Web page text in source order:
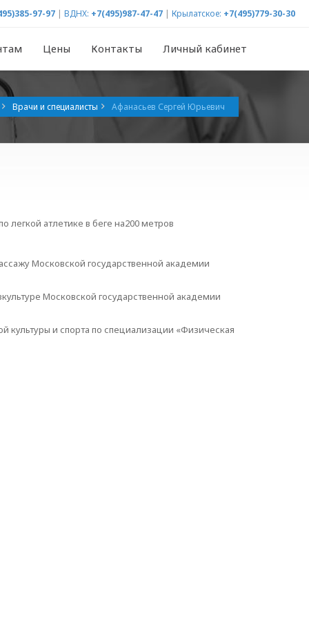
97-97 | ВДНХ: +7(495)987-47-47 | Крылатское: +7(495)779-30-30
Цены Контакты Личный кабинет
Врачи и специалисты Афанасьев Сергей Юрьевич
легкой атлетике в беге на200 метров
Московской государственной академии
Московской государственной академии
культуры и спорта по специализации «Физическая